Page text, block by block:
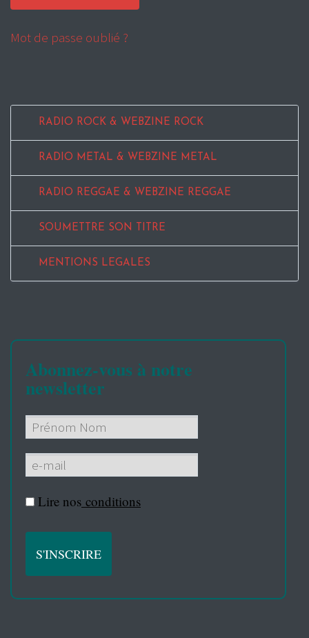
Mot de passe oublié ?
RADIO ROCK & WEBZINE ROCK
RADIO METAL & WEBZINE METAL
RADIO REGGAE & WEBZINE REGGAE
SOUMETTRE SON TITRE
MENTIONS LEGALES
Abonnez-vous à notre
newsletter
Lire nos conditions